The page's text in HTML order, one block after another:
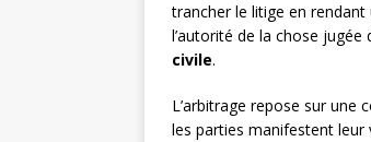
trancher le litige en
l’autorité de la chose
civile.
L’arbitrage repose sur une
les parties manifestent